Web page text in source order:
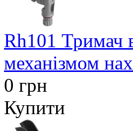
Rh101 Тримач
механізмом
0 грн
Купити